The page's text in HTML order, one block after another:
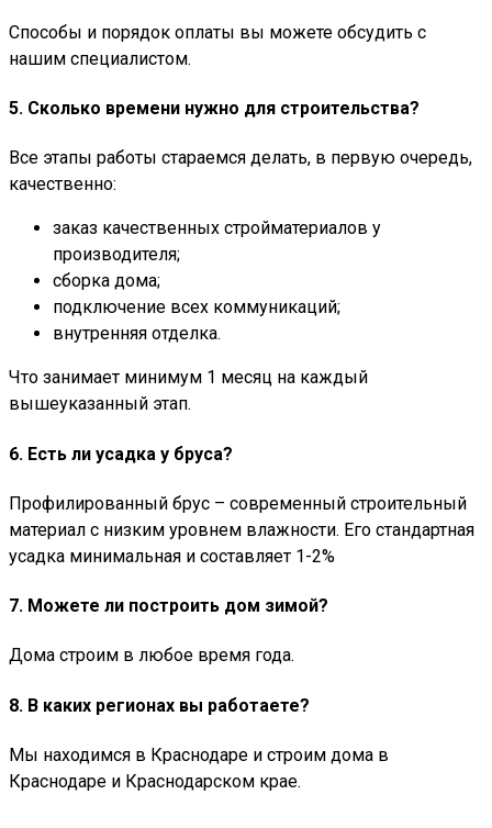
Способы и порядок оплаты вы можете обсудить с
нашим специалистом.
5. Сколько времени нужно для строительства?
Все этапы работы стараемся делать, в первую очередь,
качественно:
заказ качественных стройматериалов у
производителя;
сборка дома;
подключение всех коммуникаций;
внутренняя отделка.
Что занимает минимум 1 месяц на каждый
вышеуказанный этап.
6. Есть ли усадка у бруса?
Профилированный брус – современный строительный
материал с низким уровнем влажности. Его стандартная
усадка минимальная и составляет 1-2%
7. Можете ли построить дом зимой?
Дома строим в любое время года.
8. В каких регионах вы работаете?
Мы находимся в Краснодаре и строим дома в
Краснодаре и Краснодарском крае.